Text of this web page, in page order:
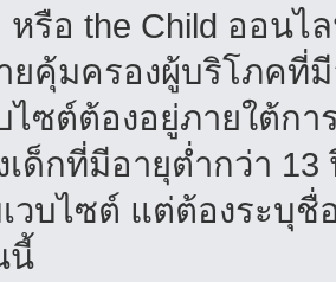
รือ the Child ออนไ
ยคุ้มครองผู้บริโภคที่
ไซต์ต้องอยู่ภายใต้ก
เด็กที่มีอายุต่ำกว่า
วบไซต์ แต่ต้องระบุ
นี้